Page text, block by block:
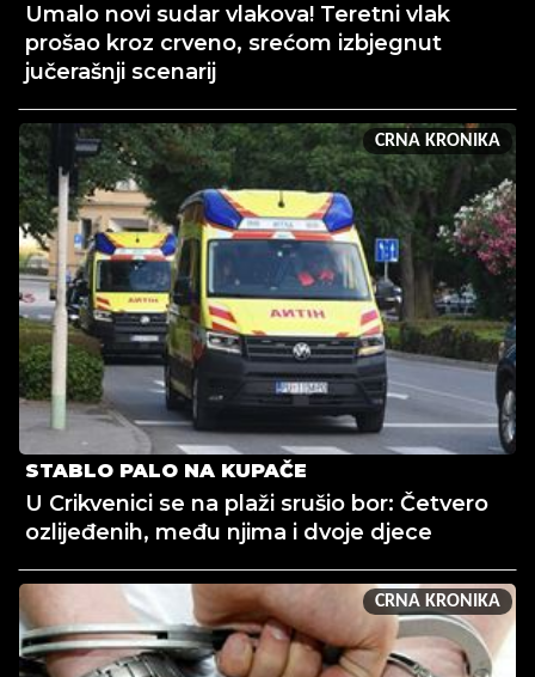
Umalo novi sudar vlakova! Teretni vlak
prošao kroz crveno, srećom izbjegnut
jučerašnji scenarij
CRNA KRONIKA
STABLO PALO NA KUPAČE
U Crikvenici se na plaži srušio bor: Četvero
ozlijeđenih, među njima i dvoje djece
CRNA KRONIKA